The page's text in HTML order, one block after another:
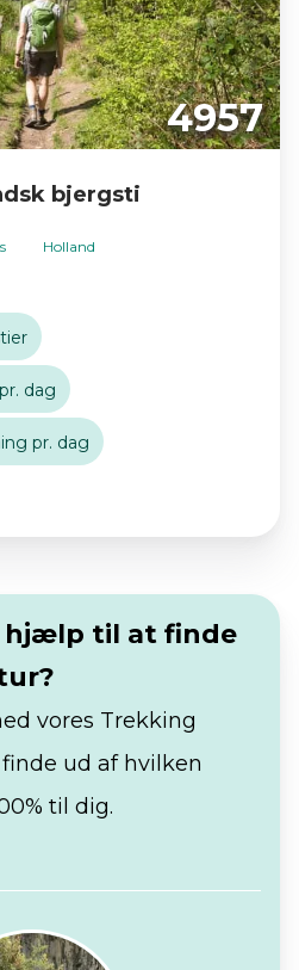
4957
bjergsti
Holland
dag
pr. dag
hjælp til at finde
vores Trekking
ud af hvilken
til dig.